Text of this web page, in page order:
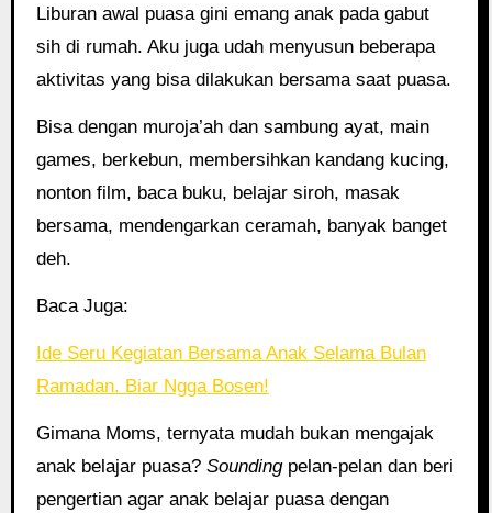
Liburan awal puasa gini emang anak pada gabut
sih di rumah. Aku juga udah menyusun beberapa
aktivitas yang bisa dilakukan bersama saat puasa.
Bisa dengan muroja’ah dan sambung ayat, main
games, berkebun, membersihkan kandang kucing,
nonton film, baca buku, belajar siroh, masak
bersama, mendengarkan ceramah, banyak banget
deh.
Baca Juga:
Ide Seru Kegiatan Bersama Anak Selama Bulan
Ramadan. Biar Ngga Bosen!
Gimana Moms, ternyata mudah bukan mengajak
anak belajar puasa? Soundingpelan-pelan dan beri
pengertian agar anak belajar puasa dengan